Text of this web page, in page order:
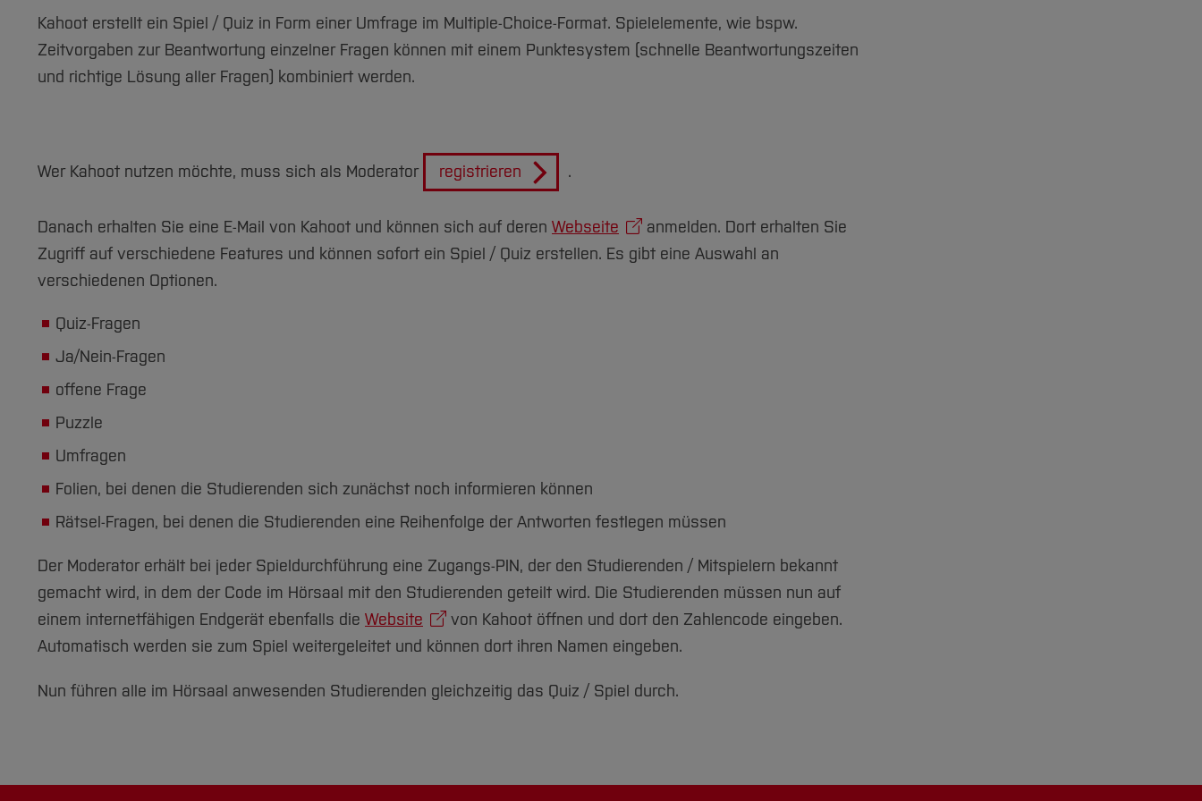
Kahoot erstellt ein Spiel / Quiz in Form einer Umfrage im Multiple-Choice-Format. Spielelemente, wie bspw.
Zeitvorgaben zur Beantwortung einzelner Fragen können mit einem Punktesystem (schnelle Beantwortungszeiten
und richtige Lösung aller Fragen) kombiniert werden.
Wer Kahoot nutzen möchte, muss sich als Moderator registrieren .
Danach erhalten Sie eine E-Mail von Kahoot und können sich auf deren Webseite
anmelden. Dort erhalten Sie
Zugriff auf verschiedene Features und können sofort ein Spiel / Quiz erstellen. Es gibt eine Auswahl an
verschiedenen Optionen.
Quiz-Fragen
Ja/Nein-Fragen
offene Frage
Puzzle
Umfragen
Folien, bei denen die Studierenden sich zunächst noch informieren können
Rätsel-Fragen, bei denen die Studierenden eine Reihenfolge der Antworten festlegen müssen
Der Moderator erhält bei jeder Spieldurchführung eine Zugangs-PIN, der den Studierenden / Mitspielern bekannt
gemacht wird, in dem der Code im Hörsaal mit den Studierenden geteilt wird. Die Studierenden müssen nun auf
einem internetfähigen Endgerät ebenfalls die Website
von Kahoot öffnen und dort den Zahlencode eingeben.
Automatisch werden sie zum Spiel weitergeleitet und können dort ihren Namen eingeben.
Nun führen alle im Hörsaal anwesenden Studierenden gleichzeitig das Quiz / Spiel durch.